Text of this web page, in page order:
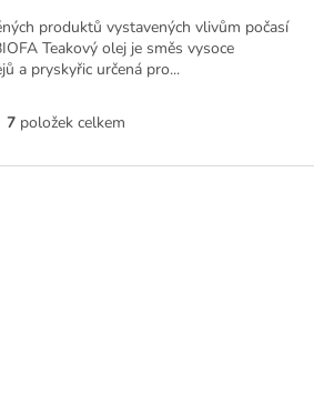
produktů vystavených vlivům počasí
Teakový olej je směs vysoce
a pryskyřic určená pro...
O
l
7položek celkem